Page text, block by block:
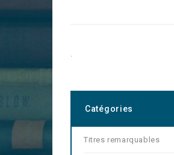
.
Catégories
Titres remarquables